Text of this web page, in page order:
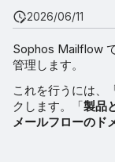
Sophos Gateway
除
ドメインの管理
2026/06/11
Sophos Mailflow
管理します。
これを行うには、
クします。「製品
メールフローのド